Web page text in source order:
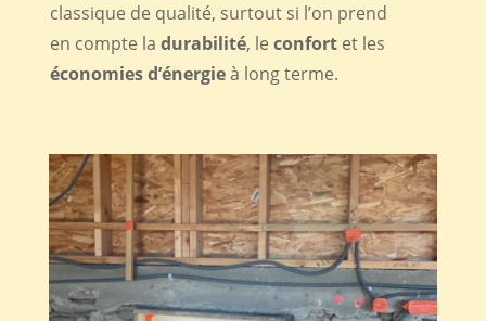
classique de qualité, surtout si l’on prend
en compte la durabilité, le confortet les
économies d’énergieà long terme.